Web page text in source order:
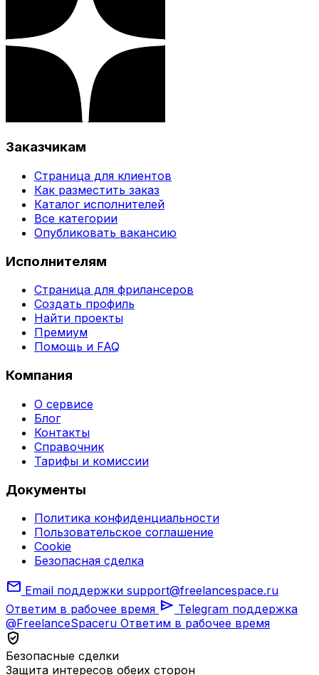
Заказчикам
Страница для клиентов
Как разместить заказ
Каталог исполнителей
Все категории
Опубликовать вакансию
Исполнителям
Страница для фрилансеров
Создать профиль
Найти проекты
Премиум
Помощь и FAQ
Компания
О сервисе
Блог
Контакты
Справочник
Тарифы и комиссии
Документы
Политика конфиденциальности
Пользовательское соглашение
Cookie
Безопасная сделка
mail Email поддержки support@freelancespace.ru
Ответим в рабочее время send Telegram поддержка
@FreelanceSpaceru Ответим в рабочее время
verified_user
Безопасные сделки
Защита интересов обеих сторон